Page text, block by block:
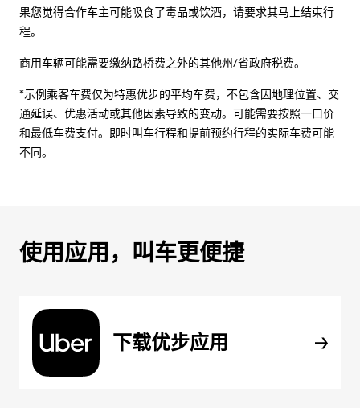
果您觉得合作车主可能吸食了毒品或饮酒，请要求其马上结束行
程。
商用车辆可能需要缴纳路桥费之外的其他州/省政府税费。
*示例乘客车费仅为特惠优步的平均车费，不包含因地理位置、交
通延误、优惠活动或其他因素导致的变动。可能需要按照一口价
和最低车费支付。即时叫车行程和提前预约行程的实际车费可能
不同。
使用应用，叫车更便捷
下载优步应用